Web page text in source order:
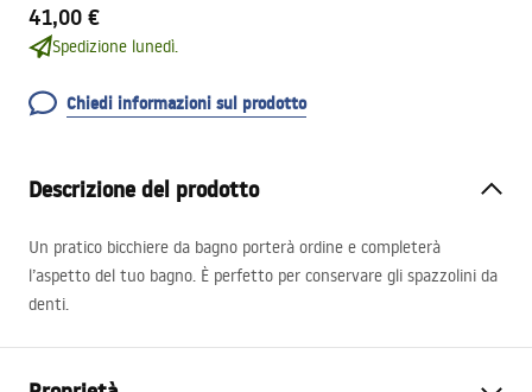
41,00 €
Spedizione lunedì.
Chiedi informazioni sul prodotto
Descrizione del prodotto
Un pratico bicchiere da bagno porterà ordine e completerà
l’aspetto del tuo bagno. È perfetto per conservare gli spazzolini da
denti.